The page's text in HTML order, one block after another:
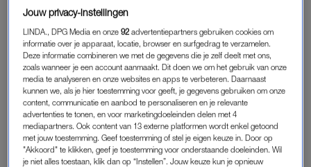
HUWELIJK EN KILO’S
Poolse wetenschappers van het Nationaal Instituut voor
Cardiologie in Warschau onderzochten de invloed van
burgerlijke staat op gewicht. Uit hun analyse van bijna 2500
medische dossiers blijkt dattrouwende kans op overgewicht
met 62 procent verhoogt bij mannen en met 39 procent bij
vrouwen.
Jouw privacy-instellingen
LINDA., DPG Media en onze92 advertentiepartners gebruiken cookies om
informatie over je apparaat, locatie, browser en surfgedrag te verzamelen.
Deze informatie combineren we met de gegevens die je zelf deelt met ons,
zoals wanneer je een account aanmaakt. Dit doen we om het gebruik van onze
media te analyseren en onze websites en apps te verbeteren. Daarnaast
kunnen we, als je hier toestemming voor geeft, je gegevens gebruiken om onze
content, communicatie en aanbod te personaliseren en je relevante
advertenties te tonen, en voor marketingdoeleinden delen met 4
mediapartners. Ook content van 13 externe platformen wordt enkel getoond
met jouw toestemming. Geef toestemming of stel je eigen keuze in. Door op
"Akkoord" te klikken, geef je toestemming voor onderstaande doeleinden. Wil
je niet alles toestaan, klik dan op “Instellen”. Jouw keuze kun je opnieuw